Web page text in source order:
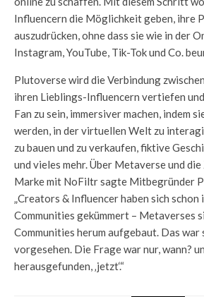
Influencern die Möglichkeit geben, ihre
auszudrücken, ohne dass sie wie in der
Instagram, YouTube, Tik-Tok und Co.
Plutoverse wird die Verbindung
ihren Lieblings-Influencern vertiefen
Fan zu sein, immersiver machen, indem
werden, in der virtuellen Welt zu
zu bauen und zu verkaufen, fiktive
und vieles mehr. Über Metaverse und
Marke mit NoFiltr sagte Mitbegründer
„Creators & Influencer haben sich schon
Communities gekümmert – Metaverses
Communities herum aufgebaut. Das war
vorgesehen. Die Frage war nur, wann?
herausgefunden, ‚jetzt‘.“